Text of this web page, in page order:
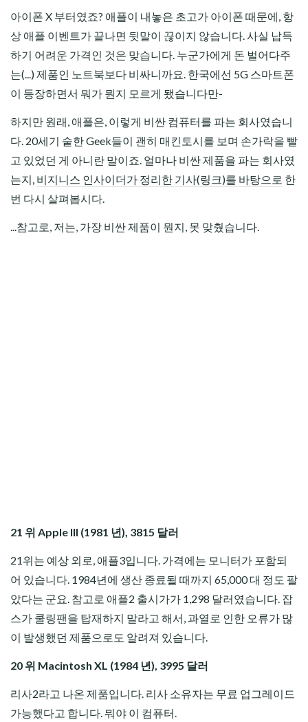
아이폰 X 부터였죠? 애플이 내놓은 초고가 아이폰 때문에, 항
상 애플 이벤트가 끝나면 뒷말이 끊이지 않습니다. 사실 납득
하기 어려운 가격인 것은 맞습니다. 누군가에게 돈 벌어다주
는(...) 제품인 노트북보다 비싸니까요. 한국에선 5G 스마트폰
이 등장하면서 뭐가 뭔지 모르게 됐습니다만-
하지만 원래, 애플은, 이렇게 비싼 컴퓨터를 파는 회사였습니
다. 20세기 숱한 Geek들이 괜히 매킨토시를 보며 손가락을 빨
고 있었던 게 아니란 말이죠. 얼마나 비싼 제품을 파는 회사였
는지, 비지니스 인사이더가 정리한 기사(링크)를 바탕으로 한
번 다시 살펴봅시다.
...참고로, 저는, 가장 비싼 제품이 뭔지, 못 맞췄습니다.
21 위 Apple III (1981 년), 3815 달러
21위는 예상 외로, 애플3입니다. 가격에는 모니터가 포함되
어 있습니다. 1984년에 생산 종료될 때까지 65,000 대 정도 팔
았다는 군요. 참고로 애플2 출시가가 1,298 달러였습니다. 잡
스가 쿨링팬을 탑재하지 말라고 해서, 과열로 인한 오류가 많
이 발생했던 제품으로도 알려져 있습니다.
20 위 Macintosh XL (1984 년), 3995 달러
리사2라고 나온 제품입니다. 리사 소유자는 무료 업그레이드
가능했다고 합니다. 뭐야 이 컴퓨터.